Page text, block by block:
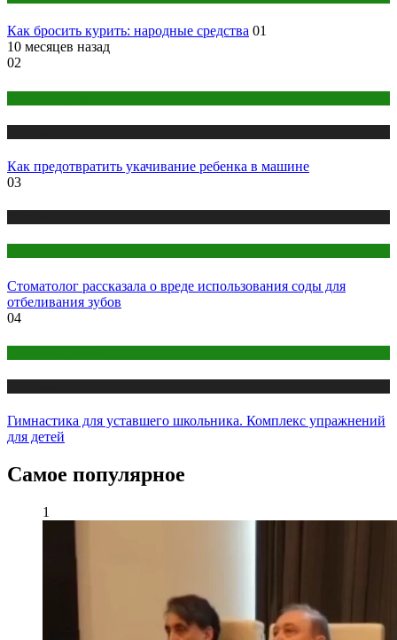
Как бросить курить: народные средства 01
10 месяцев назад
02
Как предотвратить укачивание ребенка в машине
03
Стоматолог рассказала о вреде использования соды для
отбеливания зубов
04
Гимнастика для уставшего школьника. Комплекс упражнений
для детей
Самое популярное
1